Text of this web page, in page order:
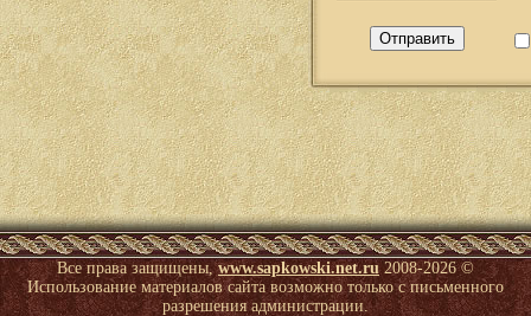
Все права защищены,www.sapkowski.net.ru2008-2026 ©
Использование материалов сайта возможно только с письменного
разрешения администрации.